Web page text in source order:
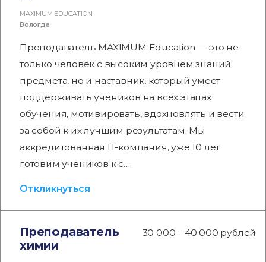
MAXIMUM EDUCATION
Вологда
Преподаватель MAXIMUM Education — это не
только человек с высоким уровнем знаний
предмета, но и наставник, который умеет
поддерживать учеников на всех этапах
обучения, мотивировать, вдохновлять и вести
за собой к их лучшим результатам. Мы
аккредитованная IT-компания, уже 10 лет
готовим учеников к с…
Откликнуться
Преподаватель
химии
30 000 – 40 000 рублей